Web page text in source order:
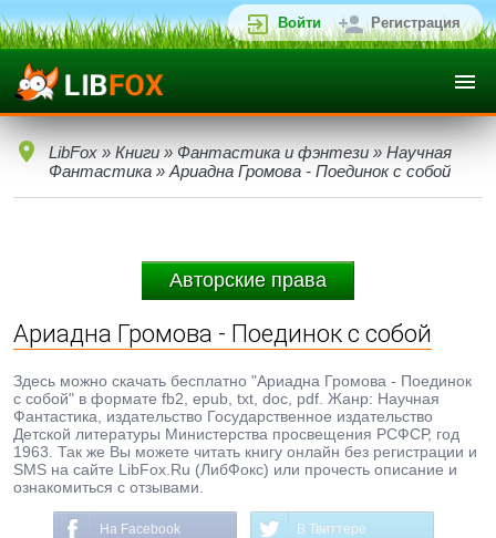
Войти Регистрация
LibFox » Книги » Фантастика и фэнтези » Научная
Фантастика » Ариадна Громова - Поединок с собой
Авторские права
Ариадна Громова - Поединок с собой
Здесь можно скачать бесплатно "Ариадна Громова - Поединок
с собой" в формате fb2, epub, txt, doc, pdf. Жанр: Научная
Фантастика, издательство Государственное издательство
Детской литературы Министерства просвещения РСФСР, год
1963. Так же Вы можете читать книгу онлайн без регистрации и
SMS на сайте LibFox.Ru (ЛибФокс) или прочесть описание и
ознакомиться с отзывами.
На Facebook В Твиттере